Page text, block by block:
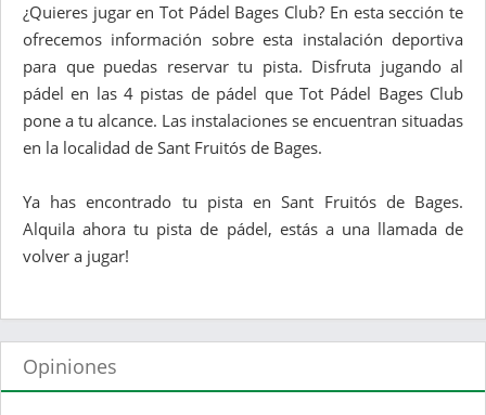
¿Quieres jugar en Tot Pádel Bages Club? En esta sección te
ofrecemos información sobre esta instalación deportiva
para que puedas reservar tu pista. Disfruta jugando al
pádel en las 4 pistas de pádel que Tot Pádel Bages Club
pone a tu alcance. Las instalaciones se encuentran situadas
en la localidad de Sant Fruitós de Bages.
Ya has encontrado tu pista en Sant Fruitós de Bages.
Alquila ahora tu pista de pádel, estás a una llamada de
volver a jugar!
Opiniones